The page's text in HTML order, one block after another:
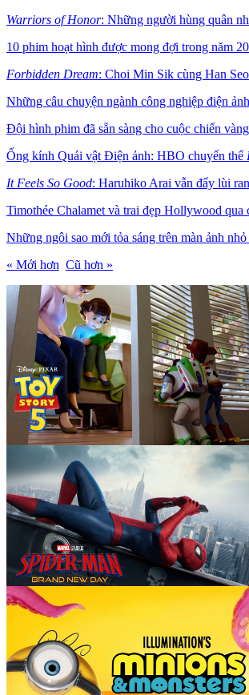
Warriors of Honor: Những người hùng quân
10 phim hoạt hình được mong đợi trong năm
Forbidden Dream: Choi Min Sik cùng Han
Những câu chuyện ngành công nghiệp điện
Đội hình phim đã sẵn sàng cho cuộc chiến
Ống kính Quái vật Điện ảnh: HBO chuyển thể
It Feels So Good: Haruhiko Arai vẫn đẩy lùi
Timothée Chalamet và trai đẹp Hollywood qua
Những ngôi sao mới tỏa sáng trên màn ảnh
« Mới hơn Cũ hơn »